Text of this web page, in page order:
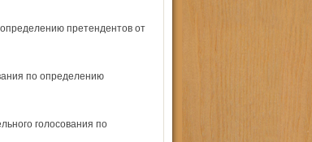
претендентов от
по определению
голосования по